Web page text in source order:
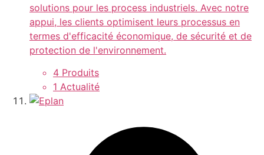
solutions pour les process industriels. Avec notre
appui, les clients optimisent leurs processus en
termes d'efficacité économique, de sécurité et de
protection de l'environnement.
4 Produits
1 Actualité